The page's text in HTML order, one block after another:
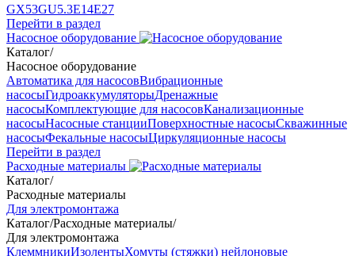
GX53GU5.3Е14Е27
Перейти в раздел
Насосное оборудование
Каталог/
Насосное оборудование
Автоматика для насосовВибрационные
насосыГидроаккумуляторыДренажные
насосыКомплектующие для насосовКанализационные
насосыНасосные станцииПоверхностные насосыСкважинные
насосыФекальные насосыЦиркуляционные насосы
Перейти в раздел
Расходные материалы
Каталог/
Расходные материалы
Для электромонтажа
Каталог/Расходные материалы/
Для электромонтажа
КлеммникиИзолентыХомуты (стяжки) нейлоновые